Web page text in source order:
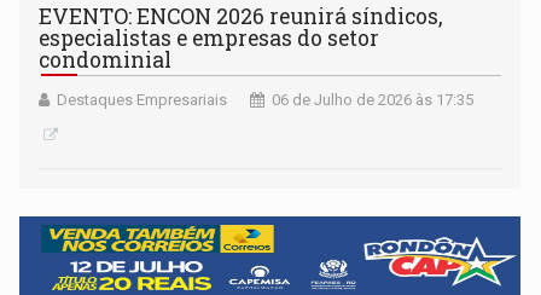
EVENTO: ENCON 2026 reunirá síndicos,
especialistas e empresas do setor
condominial
Destaques Empresariais 06 de Julho de 2026 às 17:35